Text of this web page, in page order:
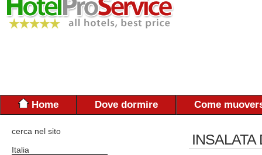
Home Dove dormire Come
cerca nel sito
Italia